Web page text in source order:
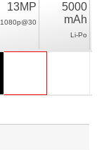
13MP
1080p@30
5000
mAh
Li-Po